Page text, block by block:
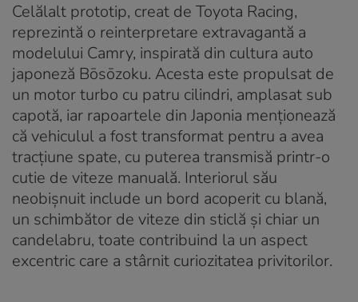
Celălalt prototip, creat de Toyota Racing,
reprezintă o reinterpretare extravagantă a
modelului Camry, inspirată din cultura auto
japoneză Bōsōzoku. Acesta este propulsat de
un motor turbo cu patru cilindri, amplasat sub
capotă, iar rapoartele din Japonia menționează
că vehiculul a fost transformat pentru a avea
tracțiune spate, cu puterea transmisă printr-o
cutie de viteze manuală. Interiorul său
neobișnuit include un bord acoperit cu blană,
un schimbător de viteze din sticlă și chiar un
candelabru, toate contribuind la un aspect
excentric care a stârnit curiozitatea privitorilor.